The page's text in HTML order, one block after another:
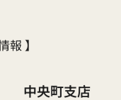
報 】
中央町支店